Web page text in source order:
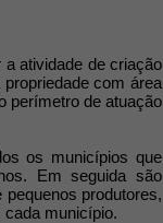
atividade de criação
com área
perímetro de atuação
os municípios que
Em seguida são
produtores,
município.